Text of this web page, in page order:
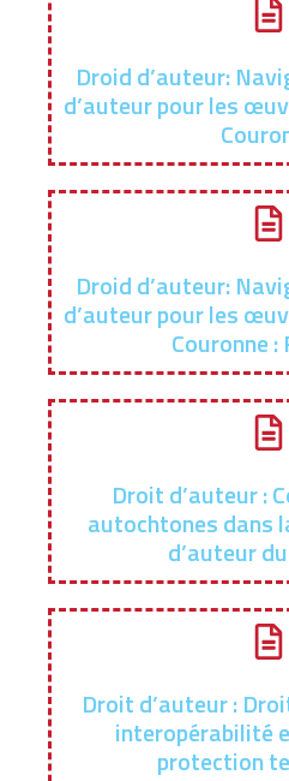
Droid d’auteur:
d’auteur pour les
Droid d’auteur:
d’auteur pour les
Couronne :
Droit d’auteur :
autochtones dans
d’auteur
Droit d’auteur :
interopérabilité
protection